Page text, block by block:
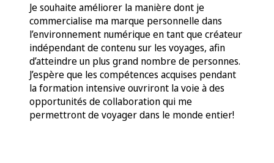
Je souhaite améliorer la manière dont je
commercialise ma marque personnelle dans
l’environnement numérique en tant que créateur
indépendant de contenu sur les voyages, afin
d’atteindre un plus grand nombre de personnes.
J’espère que les compétences acquises pendant
la formation intensive ouvriront la voie à des
opportunités de collaboration qui me
permettront de voyager dans le monde entier!